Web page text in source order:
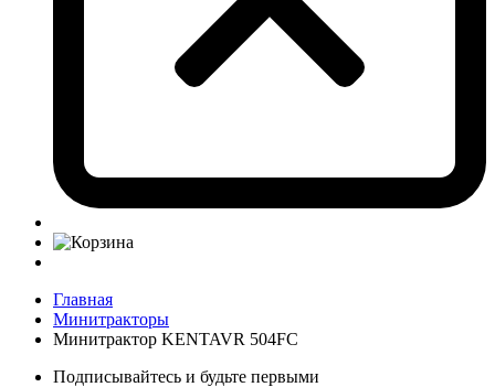
Главная
Минитракторы
Минитрактор KENTAVR 504FС
Подписывайтесь и будьте первыми